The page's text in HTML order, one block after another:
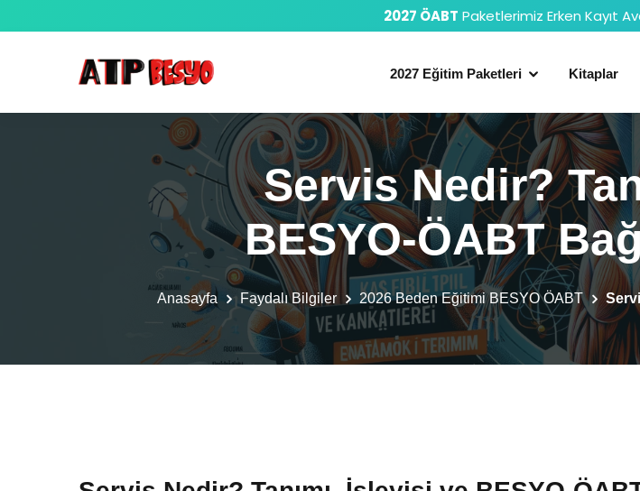
2027 ÖABT Paketlerimiz Erken Kayıt
2027 Eğitim Paketleri Kitaplar
Servis Nedir?
BESYO-ÖABT
Anasayfa Faydalı Bilgiler 2026 Beden Eğitimi BESYO ÖABT